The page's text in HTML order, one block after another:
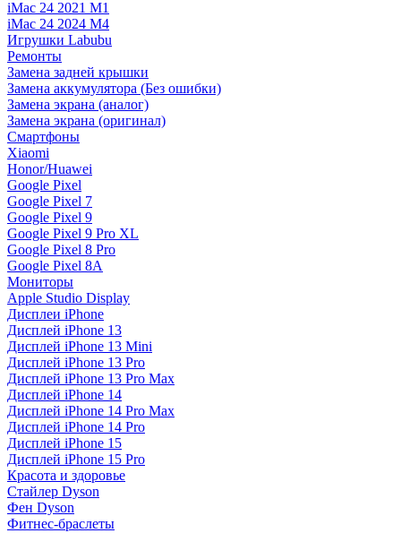
iMac 24 2021 M1
iMac 24 2024 M4
Игрушки Labubu
Ремонты
Замена задней крышки
Замена аккумулятора (Без ошибки)
Замена экрана (аналог)
Замена экрана (оригинал)
Смартфоны
Xiaomi
Honor/Huawei
Google Pixel
Google Pixel 7
Google Pixel 9
Google Pixel 9 Pro XL
Google Pixel 8 Pro
Google Pixel 8A
Мониторы
Apple Studio Display
Дисплеи iPhone
Дисплей iPhone 13
Дисплей iPhone 13 Mini
Дисплей iPhone 13 Pro
Дисплей iPhone 13 Pro Max
Дисплей iPhone 14
Дисплей iPhone 14 Pro Max
Дисплей iPhone 14 Pro
Дисплей iPhone 15
Дисплей iPhone 15 Pro
Красота и здоровье
Стайлер Dyson
Фен Dyson
Фитнес-браслеты